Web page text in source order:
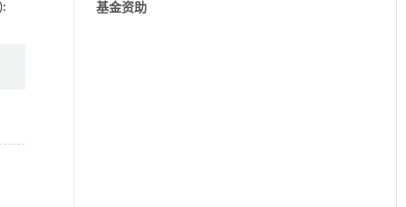
基金资助